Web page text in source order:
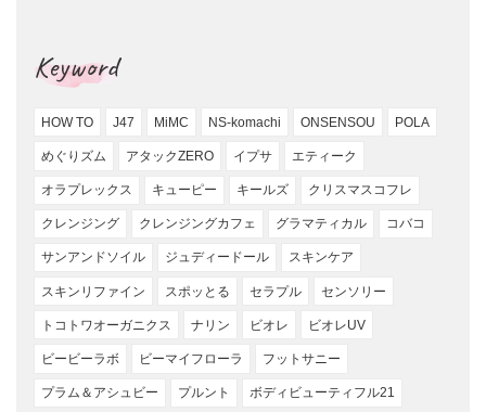
Keyword
HOW TO J47 MiMC NS-komachi ONSENSOU POLA
めぐりズム アタックZERO イプサ エティーク
オラプレックス キューピー キールズ クリスマスコフレ
クレンジング クレンジングカフェ グラマティカル コバコ
サンアンドソイル ジュディードール スキンケア
スキンリファイン スポッとる セラプル センソリー
トコトワオーガニクス ナリン ビオレ ビオレUV
ビービーラボ ビーマイフローラ フットサニー
プラム＆アシュビー プルント ボディビューティフル21